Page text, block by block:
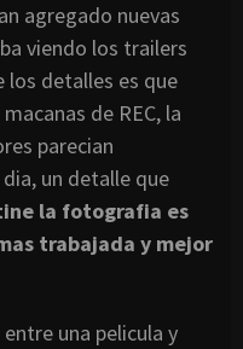
agregado nuevas
viendo los trailers
los detalles es que
de REC, la
parecian
un detalle que
la fotografia es
trabajada y mejor
una pelicula y